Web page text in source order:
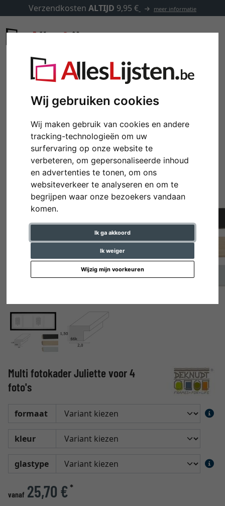
Wij gebruiken cookies
Wij maken gebruik van cookies en andere
tracking-technologieën om uw
surfervaring op onze website te
verbeteren, om gepersonaliseerde inhoud
en advertenties te tonen, om ons
websiteverkeer te analyseren en om te
begrijpen waar onze bezoekers vandaan
komen.
Ik ga akkoord
Ik weiger
Wijzig mijn voorkeuren
Verzendkosten ALTIJD 9,95 € meer informatie
Terug
Multi fotokader Juliette voor 4
foto's
formaat
kleur
glastype
vanaf 25,70 €*